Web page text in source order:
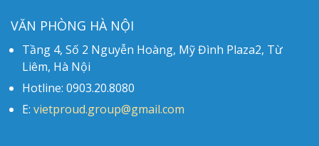
VĂN PHÒNG HÀ NỘI
Tầng 4, Số 2 Nguyễn Hoàng, Mỹ Đình Plaza2, Từ
Liêm, Hà Nội
Hotline: 0903.20.8080
E: vietproud.group@gmail.com